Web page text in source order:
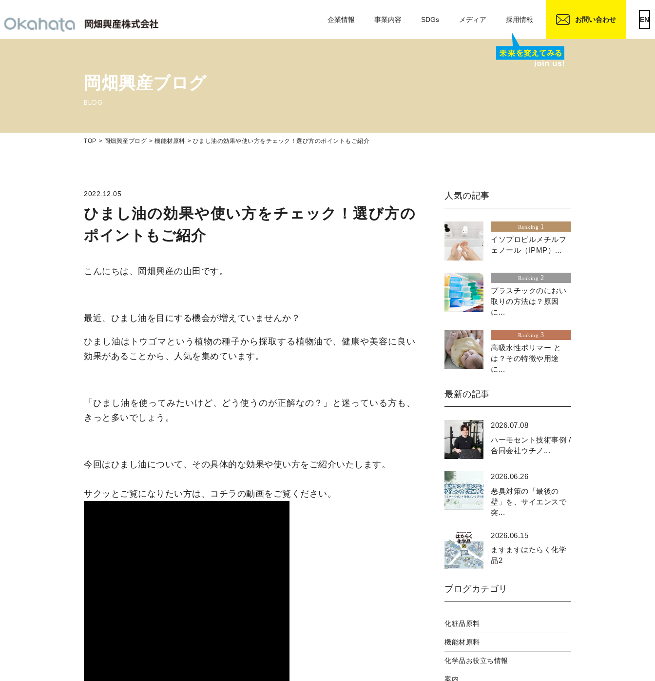
EN
企業情報 事業内容 SDGs メディア 採用情報 お問い合わせ
岡畑興産ブログ
BLOG
TOP 岡畑興産ブログ 機能材原料 ひまし油の効果や使い方をチェック！選び方のポイントもご紹介
2022.12.05
ひまし油の効果や使い方をチェック！選び方の
ポイントもご紹介
こんにちは、岡畑興産の山田です。
最近、ひまし油を目にする機会が増えていませんか？
ひまし油はトウゴマという植物の種子から採取する植物油で、健康や美容に良い
効果があることから、人気を集めています。
「ひまし油を使ってみたいけど、どう使うのが正解なの？」と迷っている方も、
きっと多いでしょう。
今回はひまし油について、その具体的な効果や使い方をご紹介いたします。
サクッとご覧になりたい方は、コチラの動画をご覧ください。
人気の記事
Ranking 1
イソプロピルメチルフ
ェノール（IPMP）...
Ranking 2
プラスチックのにおい
取りの方法は？原因
に...
Ranking 3
高吸水性ポリマー と
は？その特徴や用途
に...
最新の記事
2026.07.08
ハーモセント技術事例 /
合同会社ウチノ...
2026.06.26
悪臭対策の「最後の
壁」を、サイエンスで
突...
2026.06.15
ますますはたらく化学
品2
ブログカテゴリ
化粧品原料
機能材原料
化学品お役立ち情報
案内